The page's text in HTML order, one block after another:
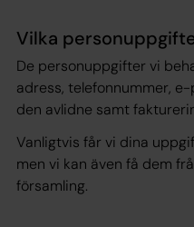
Vilka
De personuppgifter vi
adress, telefonnummer,
den avlidne samt
Vanligtvis får vi dina
men vi kan även få dem
församling.